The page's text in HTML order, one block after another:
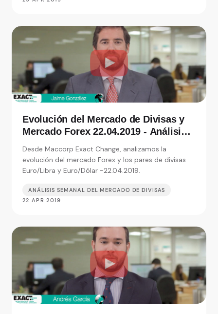
Evolución del Mercado de Divisas y
Mercado Forex 22.04.2019 - Análisis
de Exact Change, expertos en cambio
de moneda
Desde Maccorp Exact Change, analizamos la
evolución del mercado Forex y los pares de divisas
Euro/Libra y Euro/Dólar -22.04.2019.
ANÁLISIS SEMANAL DEL MERCADO DE DIVISAS
22 APR 2019